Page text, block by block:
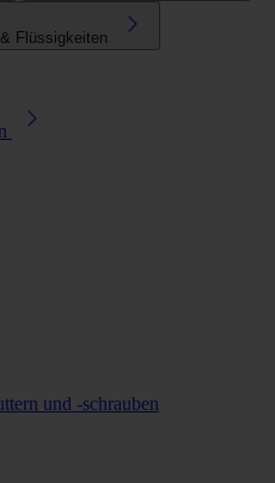
Flüssigkeiten
und -schrauben